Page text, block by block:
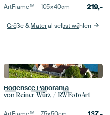
ArtFrame™ –105×40cm 219,-
Größe & Material selbst wählen
Bodensee Panorama
von Reiner Würz / RWFotoArt